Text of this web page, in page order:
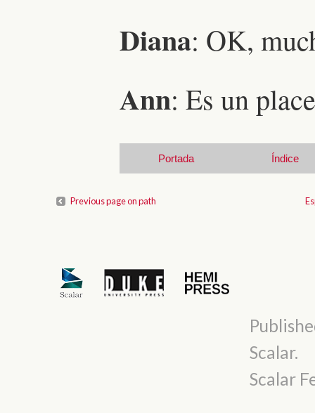
Diana: OK,
Ann: Es un
Portada Índice
Previous page on path
Scalar.
Scalar